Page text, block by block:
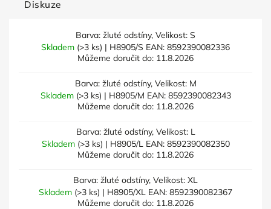
Diskuze
Barva: žluté odstíny, Velikost: S
Skladem (>3 ks) | H8905/S EAN: 8592390082336
Můžeme doručit do: 11.8.2026
Barva: žluté odstíny, Velikost: M
Skladem (>3 ks) | H8905/M EAN: 8592390082343
Můžeme doručit do: 11.8.2026
Barva: žluté odstíny, Velikost: L
Skladem (>3 ks) | H8905/L EAN: 8592390082350
Můžeme doručit do: 11.8.2026
Barva: žluté odstíny, Velikost: XL
Skladem (>3 ks) | H8905/XL EAN: 8592390082367
Můžeme doručit do: 11.8.2026